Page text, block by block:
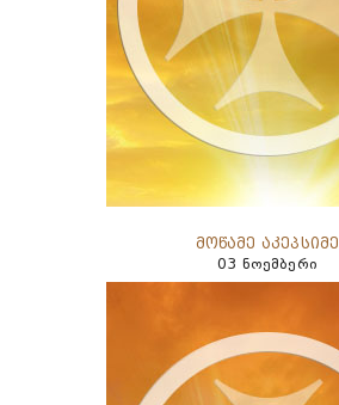
მოწამე აკეპსიმე
03 ნოემბერი